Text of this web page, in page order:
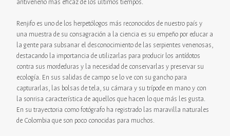
antiveneno más eficaz de los últimos tiempos.
Renjifo es uno de los herpetólogos más reconocidos de nuestro país y
una muestra de su consagración a la ciencia es su empeño por educar a
la gente para subsanar el desconocimiento de las serpientes venenosas,
destacando la importancia de utilizarlas para producir los antídotos
contra sus mordeduras y la necesidad de conservarlas y preservar su
ecología. En sus salidas de campo se lo ve con su gancho para
capturarlas, las bolsas de tela, su cámara y su trípode en mano y con
la sonrisa característica de aquellos que hacen lo que más les gusta.
En su trayectoria como fotógrafo ha registrado las maravilla naturales
de Colombia que son poco conocidas para muchos.